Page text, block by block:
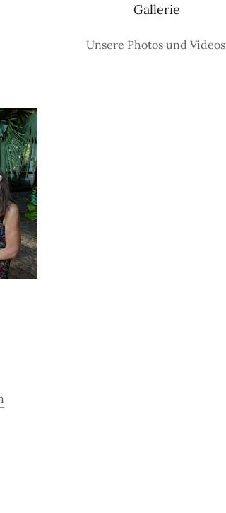
Gallerie
Unsere Photos und Videos